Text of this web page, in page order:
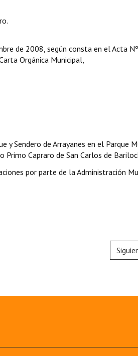
de 2008, según consta en el Acta Nº
Orgánica Municipal,
Sendero de Arrayanes en el Parque
Capraro de San Carlos de
por parte de la Administración